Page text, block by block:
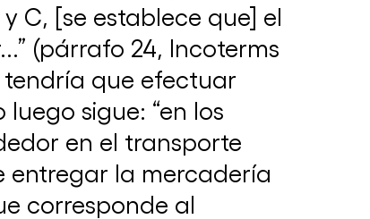
CAC
16 de mayo de 2024
C, [se establece que] el
(párrafo 24, Incoterms
tendría que efectuar
sigue: “en los
en el transporte
entregar la mercadería
corresponde al